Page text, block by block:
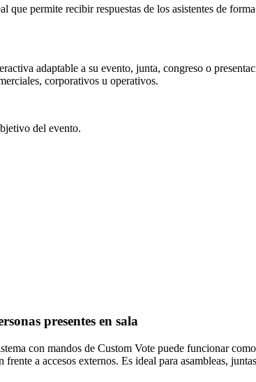
permite recibir respuestas de los asistentes de
adaptable a su evento, junta, congreso o
corporativos u operativos.
del evento.
presentes en sala
con mandos de Custom Vote puede funcionar
a accesos externos. Es ideal para asambleas,